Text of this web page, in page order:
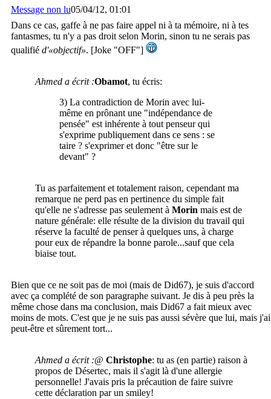
Message non lu05/04/12, 01:01
Dans ce cas, gaffe à ne pas faire appel ni à ta mémoire, ni à tes
fantasmes, tu n'y a pas droit selon Morin, sinon tu ne serais pas
qualifié d'«objectif». [Joke "OFF"]
Ahmed a écrit :Obamot, tu écris:
3) La contradiction de Morin avec lui-
même en prônant une "indépendance de
pensée" est inhérente à tout penseur qui
s'exprime publiquement dans ce sens : se
taire ? s'exprimer et donc "être sur le
devant" ?
Tu as parfaitement et totalement raison, cependant ma
remarque ne perd pas en pertinence du simple fait
qu'elle ne s'adresse pas seulement à Morin mais est de
nature générale: elle résulte de la division du travail qui
réserve la faculté de penser à quelques uns, à charge
pour eux de répandre la bonne parole...sauf que cela
biaise tout.
Bien que ce ne soit pas de moi (mais de Did67), je suis d'accord
avec ça complété de son paragraphe suivant. Je dis à peu près la
même chose dans ma conclusion, mais Did67 a fait mieux avec
moins de mots. C'est que je ne suis pas aussi sévère que lui, mais j'ai
peut-être et sûrement tort...
Ahmed a écrit :@ Christophe: tu as (en partie) raison à
propos de Désertec, mais il s'agit là d'une allergie
personnelle! J'avais pris la précaution de faire suivre
cette déclaration par un smiley!